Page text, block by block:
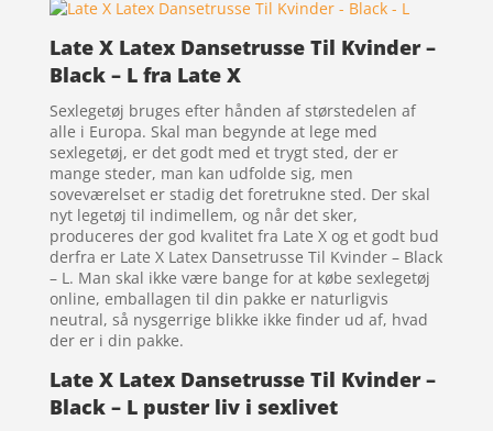
Late X Latex Dansetrusse Til Kvinder –
Black – L fra Late X
Sexlegetøj bruges efter hånden af størstedelen af
alle i Europa. Skal man begynde at lege med
sexlegetøj, er det godt med et trygt sted, der er
mange steder, man kan udfolde sig, men
soveværelset er stadig det foretrukne sted. Der skal
nyt legetøj til indimellem, og når det sker,
produceres der god kvalitet fra Late X og et godt bud
derfra er Late X Latex Dansetrusse Til Kvinder – Black
– L. Man skal ikke være bange for at købe sexlegetøj
online, emballagen til din pakke er naturligvis
neutral, så nysgerrige blikke ikke finder ud af, hvad
der er i din pakke.
Late X Latex Dansetrusse Til Kvinder –
Black – L puster liv i sexlivet